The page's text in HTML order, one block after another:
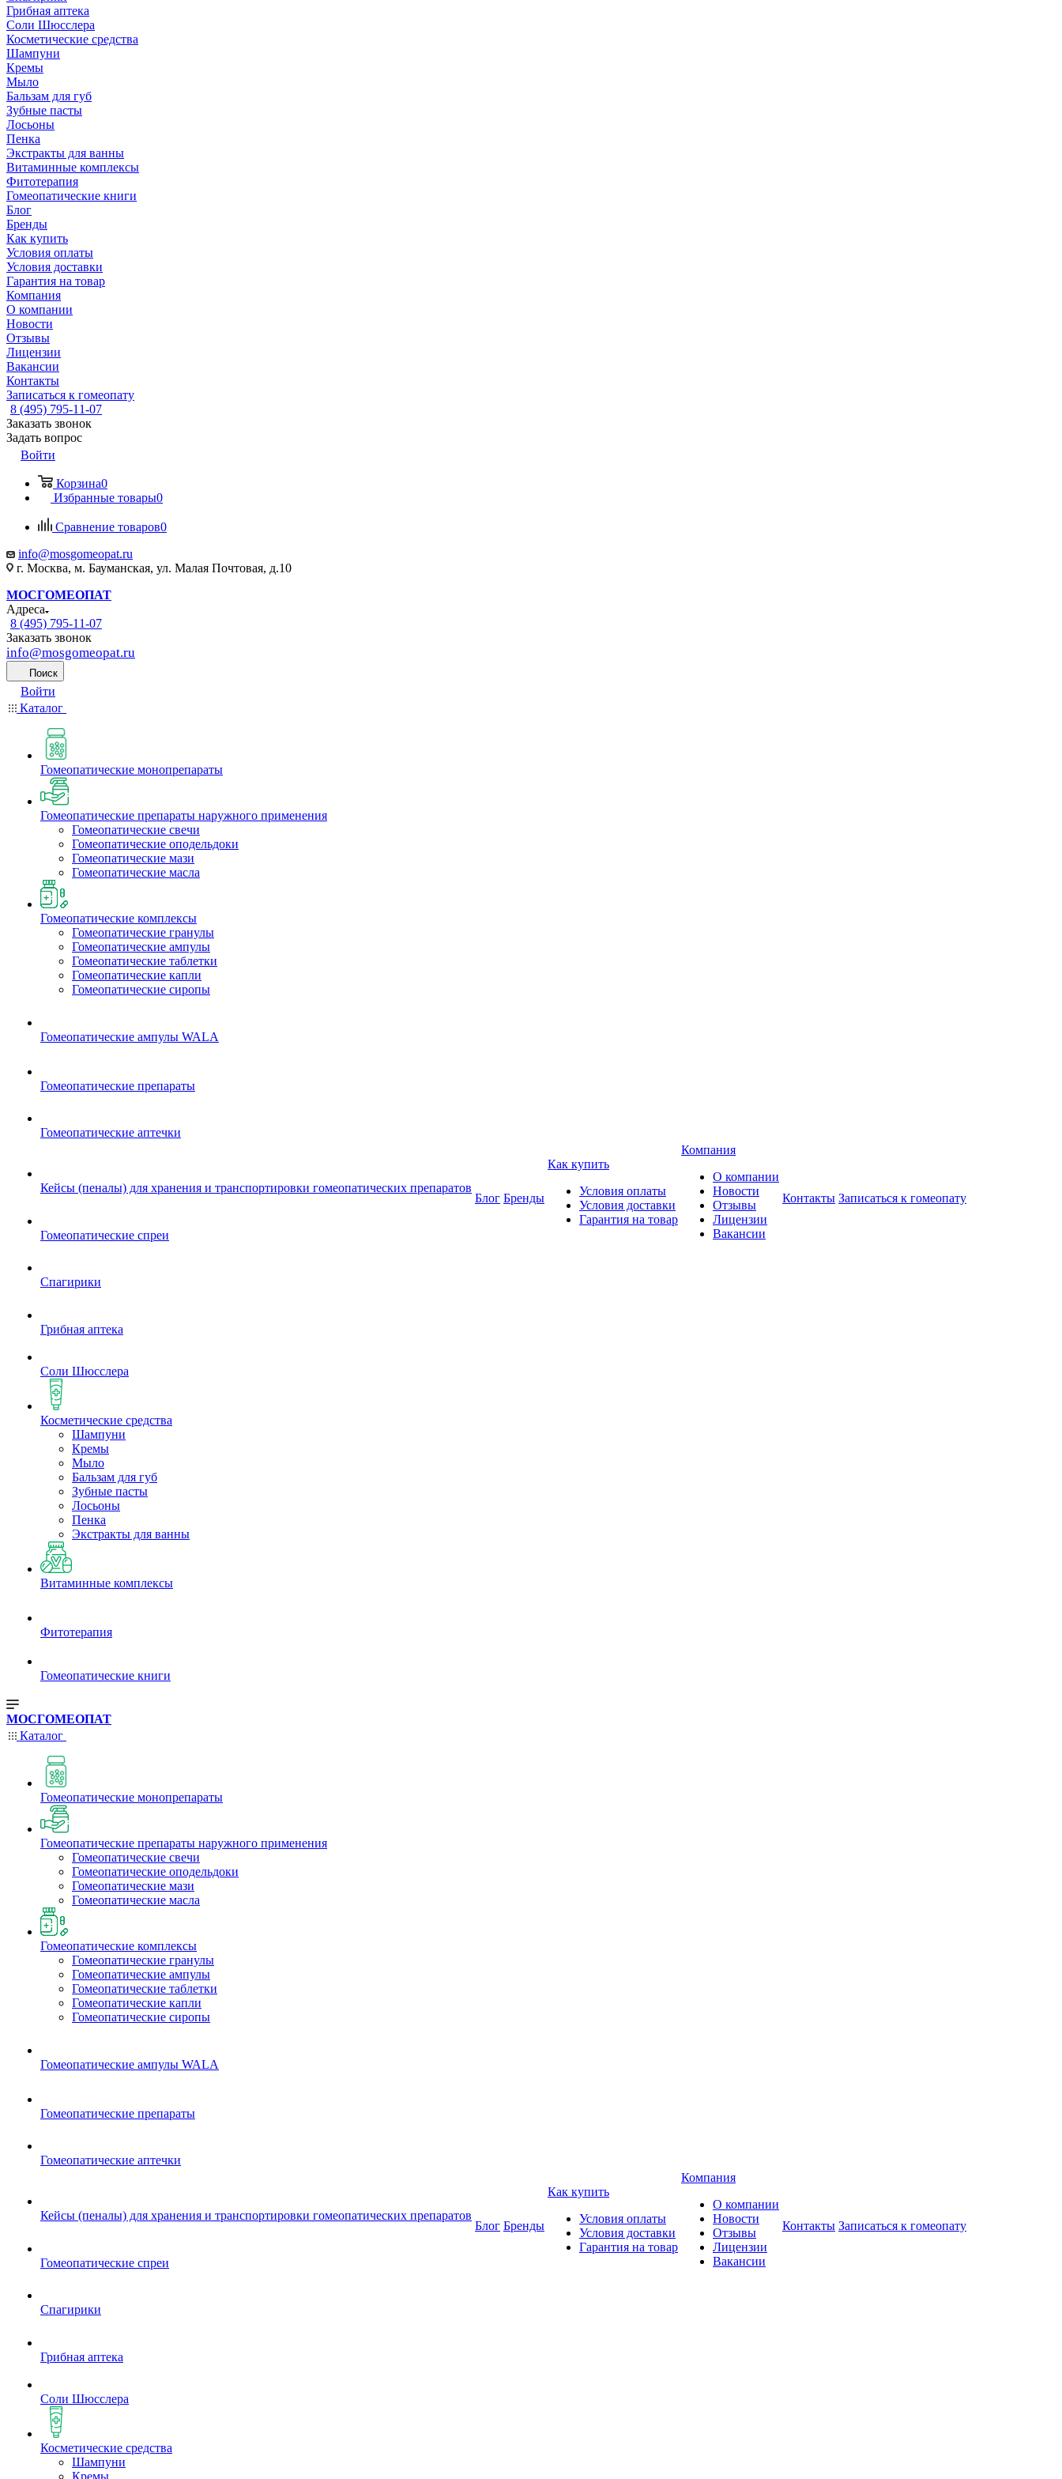
Грибная аптека
Соли Шюсслера
Косметические средства
Шампуни
Кремы
Мыло
Бальзам для губ
Зубные пасты
Лосьоны
Пенка
Экстракты для ванны
Витаминные комплексы
Фитотерапия
Гомеопатические книги
Блог
Бренды
Как купить
Условия оплаты
Условия доставки
Гарантия на товар
Компания
О компании
Новости
Отзывы
Лицензии
Вакансии
Контакты
Записаться к гомеопату
8 (495) 795-11-07
Заказать звонок
Задать вопрос
Войти
Корзина0
Избранные товары0
Сравнение товаров0
info@mosgomeopat.ru
г. Москва, м. Бауманская, ул. Малая Почтовая, д.10
МОСГОМЕОПАТ
Адреса
8 (495) 795-11-07
Заказать звонок
info@mosgomeopat.ru
Поиск
Войти
Каталог
Гомеопатические монопрепараты
Гомеопатические препараты наружного применения
Гомеопатические свечи
Гомеопатические оподельдоки
Гомеопатические мази
Гомеопатические масла
Гомеопатические комплексы
Гомеопатические гранулы
Гомеопатические ампулы
Гомеопатические таблетки
Гомеопатические капли
Гомеопатические сиропы
Гомеопатические ампулы WALA
Гомеопатические препараты
Гомеопатические аптечки
Кейсы (пеналы) для хранения и транспортировки гомеопатических препаратов
Гомеопатические спреи
Спагирики
Грибная аптека
Соли Шюсслера
Косметические средства
Шампуни
Кремы
Мыло
Бальзам для губ
Зубные пасты
Лосьоны
Пенка
Экстракты для ванны
Витаминные комплексы
Фитотерапия
Гомеопатические книги
Блог Бренды
Как купить
Условия оплаты
Условия доставки
Гарантия на товар
Компания
О компании
Новости
Отзывы
Лицензии
Вакансии
Контакты Записаться к гомеопату
МОСГОМЕОПАТ
Каталог
Гомеопатические монопрепараты
Гомеопатические препараты наружного применения
Гомеопатические свечи
Гомеопатические оподельдоки
Гомеопатические мази
Гомеопатические масла
Гомеопатические комплексы
Гомеопатические гранулы
Гомеопатические ампулы
Гомеопатические таблетки
Гомеопатические капли
Гомеопатические сиропы
Гомеопатические ампулы WALA
Гомеопатические препараты
Гомеопатические аптечки
Кейсы (пеналы) для хранения и транспортировки гомеопатических препаратов
Гомеопатические спреи
Спагирики
Грибная аптека
Соли Шюсслера
Косметические средства
Шампуни
Кремы
Блог Бренды
Как купить
Условия оплаты
Условия доставки
Гарантия на товар
Компания
О компании
Новости
Отзывы
Лицензии
Вакансии
Контакты Записаться к гомеопату